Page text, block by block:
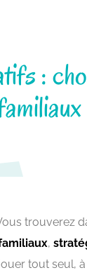
:
trouverez
,
tout seul, à